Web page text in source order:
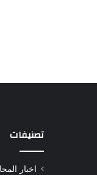
تصنيفات
اخبار